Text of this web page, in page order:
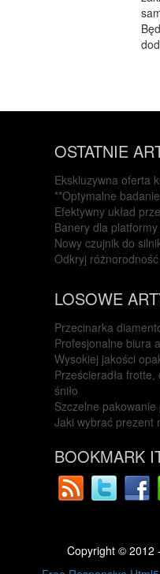
OSTATNIE
Ekskluzywna oferta
**Optymalne
Efektywny układ
Banery dla
Nowy czujnik do
Odkryj
LOSOWE
Przecinarka
Profesjonalne biura
Wysokiej jakości
Prześcieradła
śniło
Szczelne
Jaki wybrać prezent
BOOKMARK
Copyright © 2012